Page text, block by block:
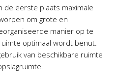
de eerste plaats maximale
om grote en
manier op te
optimaal wordt benut.
van beschikbare ruimte